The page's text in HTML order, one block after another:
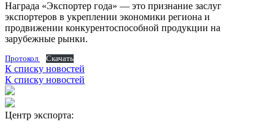
Награда «Экспортер года» — это признание заслуг
экспортеров в укреплении экономики региона и
продвижении конкурентоспособной продукции на
зарубежные рынки.
Протокол Скачать
К списку новостей
К списку новостей
Центр экспорта: